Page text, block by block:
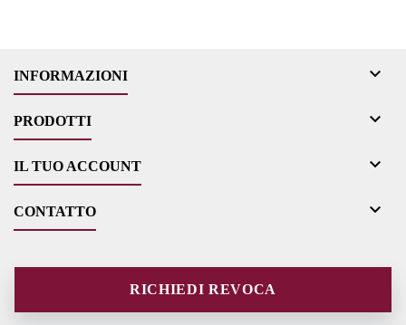
INFORMAZIONI 
PRODOTTI 
IL TUO ACCOUNT 
CONTATTO 
RICHIEDI REVOCA